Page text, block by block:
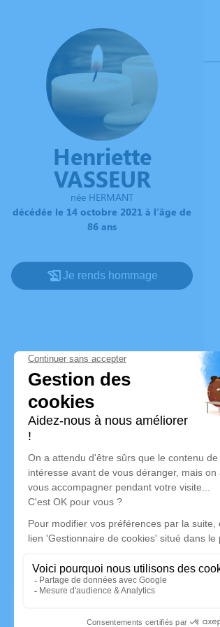
Henriette
VASSEUR
née HERMANT
décédée le 14 octobre 2021 à l'âge de
86 ans
Je rends hommage